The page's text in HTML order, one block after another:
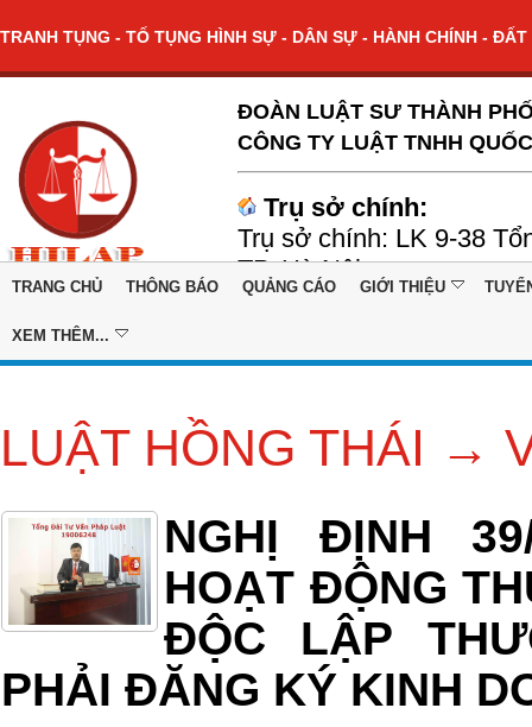
TRANH TỤNG - TỐ TỤNG HÌNH SỰ - DÂN SỰ - HÀNH CHÍNH -
ĐOÀN LUẬT SƯ THÀNH
CÔNG TY LUẬT TNHH
Trụ sở chính:
Trụ sở chính: LK 9-38
TP. Hà Nội
TRANG CHỦ THÔNG BÁO QUẢNG CÁO GIỚI THIỆU
XEM THÊM...
LUẬT HỒNG THÁI →
NGHỊ ĐỊNH
HOẠT ĐỘNG
ĐỘC LẬP
PHẢI ĐĂNG KÝ KINH